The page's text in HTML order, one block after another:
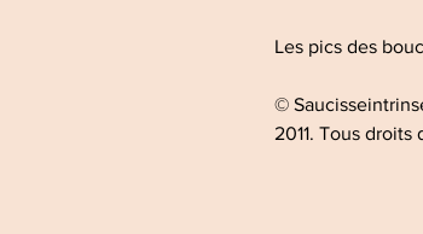
Les pics des
©
2011. Tous